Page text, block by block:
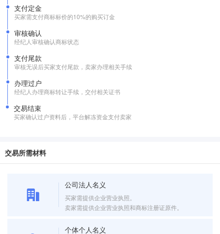
支付定金
买家需支付商标标价的10%的购买订金
审核确认
经纪人审核确认商标状态
支付尾款
审核无误后买家支付尾款，卖家办理相关手续
办理过户
经纪人办理商标转让手续，交付相关证书
交易结束
买家确认过户资料后，平台解冻资金支付卖家
交易所需材料
公司法人名义
买家需提供企业营业执照。
卖家需提供企业营业执照和商标注册证原件。
个体个人名义